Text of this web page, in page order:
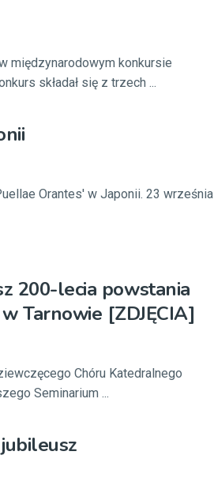
międzynarodowym konkursie
składał się z trzech ...
Orantes' w Japonii. 23 września
200-lecia powstania
Tarnowie [ZDJĘCIA]
Chóru Katedralnego
Seminarium ...